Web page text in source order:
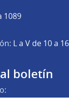
1089
L a V de 10 a
boletín